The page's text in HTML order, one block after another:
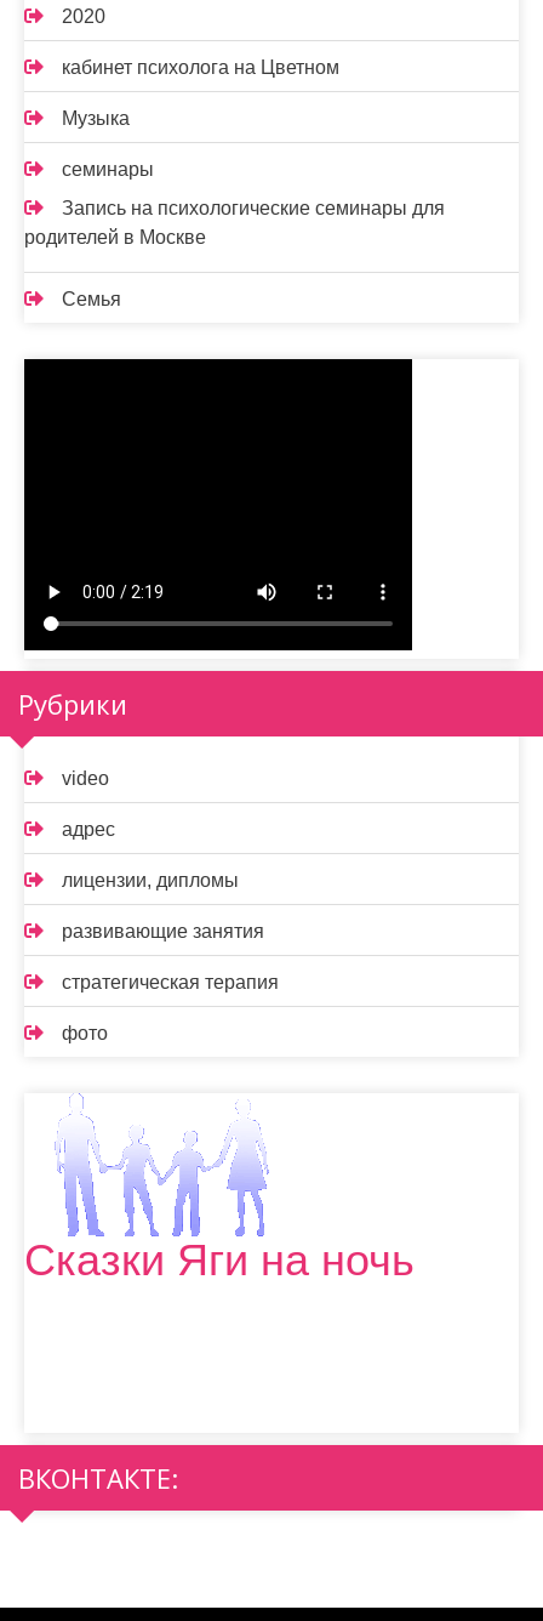
2020
кабинет психолога на Цветном
Музыка
семинары
Запись на психологические семинары для
родителей в Москве
Семья
Рубрики
video
адрес
лицензии, дипломы
развивающие занятия
стратегическая терапия
фото
Сказки Яги на ночь
ВКОНТАКТЕ: